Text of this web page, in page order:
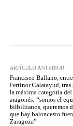
ARTÍCULO ANTERIOR
Francisco Ballano,
Fertinor Calatayud, tras
la máxima categoría
aragonés: “somos el
bilbilitanos, queremos
que hay baloncesto
Zaragoza”